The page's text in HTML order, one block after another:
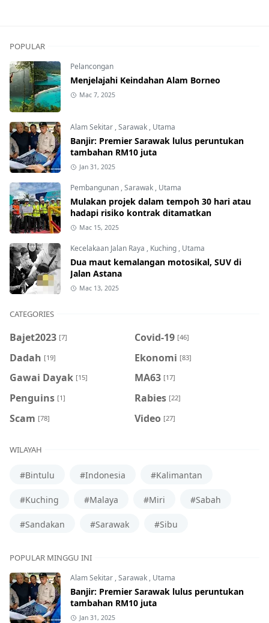
POPULAR
Pelancongan
Menjelajahi Keindahan Alam Borneo
Mac 7, 2025
Alam Sekitar ,Sarawak , Utama
Banjir: Premier Sarawak lulus peruntukan
tambahan RM10 juta
Jan 31, 2025
Pembangunan ,Sarawak , Utama
Mulakan projek dalam tempoh 30 hari atau
hadapi risiko kontrak ditamatkan
Mac 15, 2025
Kecelakaan Jalan Raya , Kuching , Utama
Dua maut kemalangan motosikal, SUV di
Jalan Astana
Mac 13, 2025
CATEGORIES
Bajet2023 [7] Covid-19 [46]
Dadah [19] Ekonomi [83]
Gawai Dayak [15] MA63 [17]
Penguins [1] Rabies [22]
Scam [78] Video [27]
WILAYAH
#Bintulu #Indonesia #Kalimantan
#Kuching #Malaya #Miri #Sabah
#Sandakan #Sarawak #Sibu
POPULAR MINGGU INI
Alam Sekitar,Sarawak, Utama
Banjir: Premier Sarawak lulus peruntukan
tambahan RM10 juta
Jan 31, 2025